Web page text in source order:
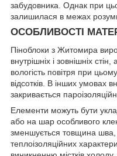
забудовника. Однак при
залишилася в межах
ОСОБЛИВОСТІ
Піноблоки з Житомира
внутрішніх і зовнішніх
вологість повітря при
відсотків. В інших умовах
закривається
Елементи можуть бути
або на шар особливого
зменшується товщина
теплоізоляційних